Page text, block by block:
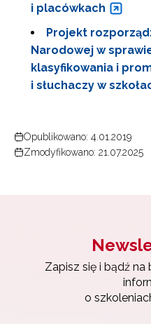
i placówkach
Projekt
Narodowej w
klasyfikowania i
i słuchaczy w
Opublikowano: 4.01.2019
Zmodyfikowano: 21.07.2025
Zapisz się i bądź
o
Zapisz się i bądź na
informacjami
Wyrażam zgodę na
osobowych przez ORE w
Zapisuję się